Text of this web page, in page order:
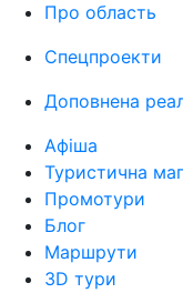
Про область
Спецпроекти
Доповнена
Афіша
Туристична
Промотури
Блог
Маршрути
3D тури